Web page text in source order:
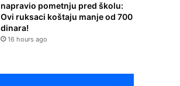
napravio pometnju pred školu:
Ovi ruksaci koštaju manje od 700
dinara!
16 hours ago